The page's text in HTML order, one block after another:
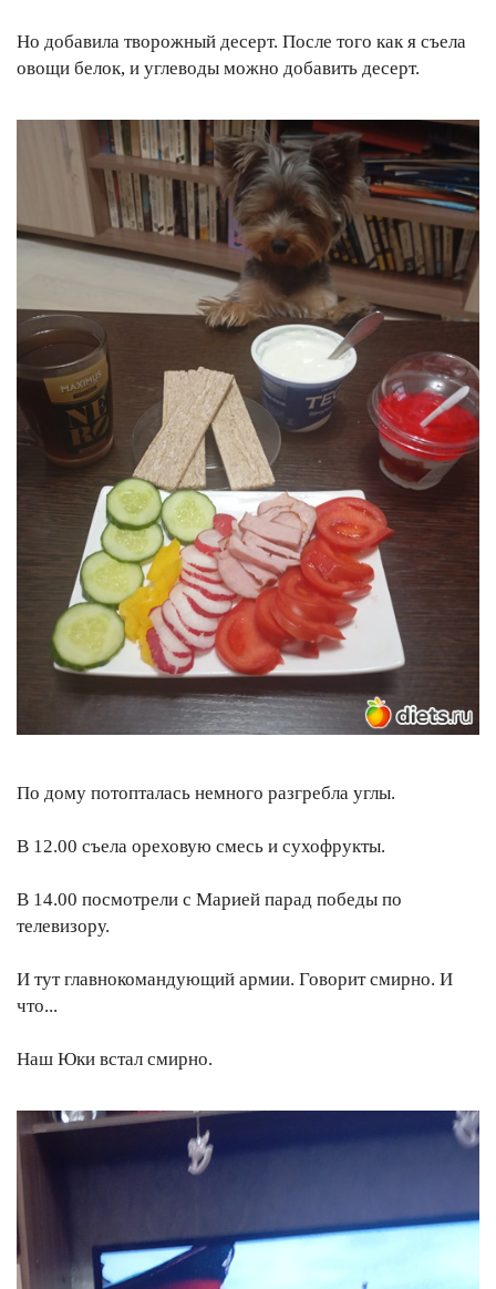
Но добавила творожный десерт. После того как я съела
овощи белок, и углеводы можно добавить десерт.
По дому потопталась немного разгребла углы.
В 12.00 съела ореховую смесь и сухофрукты.
В 14.00 посмотрели с Марией парад победы по
телевизору.
И тут главнокомандующий армии. Говорит смирно. И
что...
Наш Юки встал смирно.